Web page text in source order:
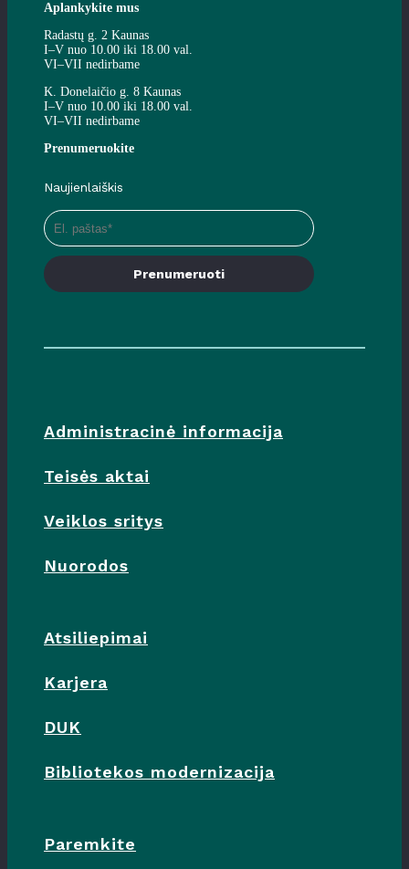
Aplankykite mus
Radastų g. 2 Kaunas
I–V nuo 10.00 iki 18.00 val.
VI–VII nedirbame
K. Donelaičio g. 8 Kaunas
I–V nuo 10.00 iki 18.00 val.
VI–VII nedirbame
Prenumeruokite
Naujienlaiškis
Prenumeruoti
Administracinė informacija
Teisės aktai
Veiklos sritys
Nuorodos
Atsiliepimai
Karjera
DUK
Bibliotekos modernizacija
Paremkite